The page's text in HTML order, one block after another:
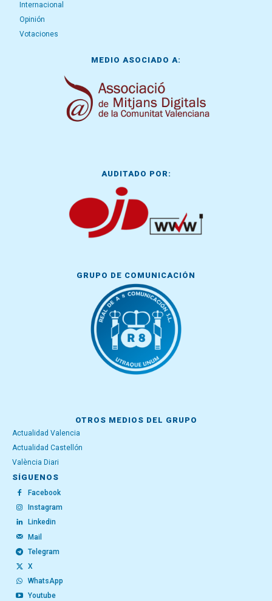
Internacional
Opinión
Votaciones
MEDIO ASOCIADO A:
AUDITADO POR:
GRUPO DE COMUNICACIÓN
OTROS MEDIOS DEL GRUPO
Actualidad Valencia
Actualidad Castellón
València Diari
SÍGUENOS
Facebook
Instagram
Linkedin
Mail
Telegram
X
WhatsApp
Youtube